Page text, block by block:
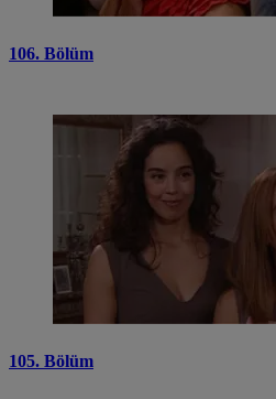
106. Bölüm
105. Bölüm